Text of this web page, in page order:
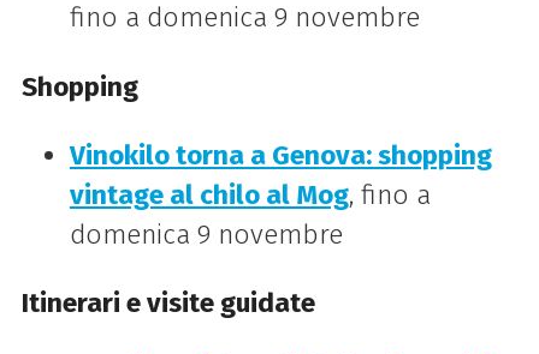
fino a domenica 9 novembre
Shopping
Vinokilo torna a Genova: shopping
vintage al chilo al Mog, fino a
domenica 9 novembre
Itinerari e visite guidate